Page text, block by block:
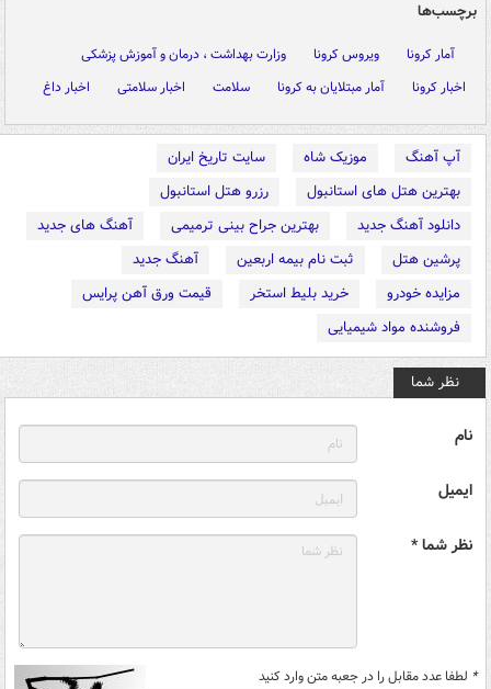
برچسب‌ها
آمار کرونا ویروس کرونا
وزارت بهداشت ، درمان و آموزش پزشکی
اخبار کرونا
آمار مبتلایان به کرونا سلامت اخبار سلامتی اخبار داغ
آپ آهنگ موزیک شاه
سایت تاریخ ایران
بهترین هتل های استانبول
رزرو هتل استانبول
دانلود آهنگ جدید
بهترین جراح بینی ترمیمی
آهنگ های جدید
پرشین هتل
ثبت نام بیمه اربعین
آهنگ جدید
مزایده خودرو
خرید بلیط استخر
قیمت ورق آهن پرایس
فروشنده مواد شیمیایی
نظر شما
نام
ایمیل
نظر شما *
* لطفا عدد مقابل را در جعبه متن وارد کنید